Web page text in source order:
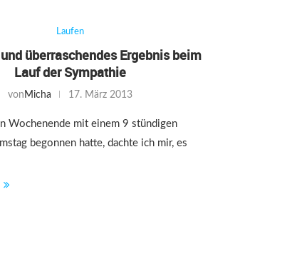
Laufen
überraschendes Ergebnis beim
Lauf der Sympathie
von Micha 17. März 2013
Wochenende mit einem 9 stündigen
begonnen hatte, dachte ich mir, es